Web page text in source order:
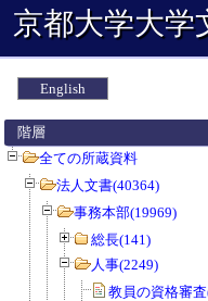
京都大学大学
English
階層
全ての所蔵資料
法人文書(40364)
事務本部(19969)
総長(141)
人事(2249)
教員の資格審